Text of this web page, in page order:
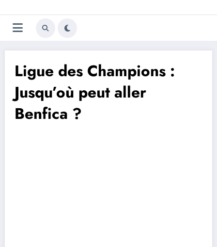
au
contenu
Trivela
L'actualité du football
Ligue des Champions :
Jusqu’où peut aller
Benfica ?